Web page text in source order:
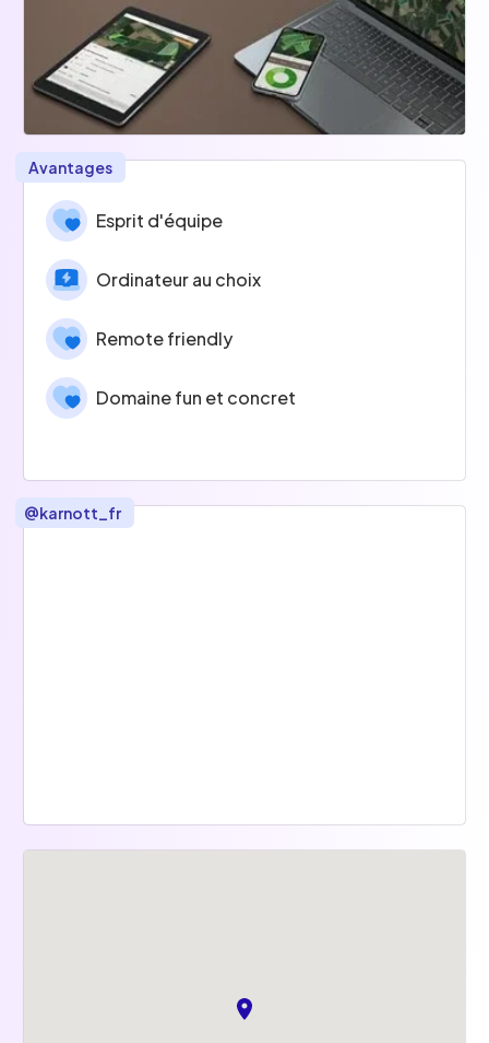
Avantages
Esprit d'équipe
Ordinateur au choix
Remote friendly
Domaine fun et concret
@karnott_fr